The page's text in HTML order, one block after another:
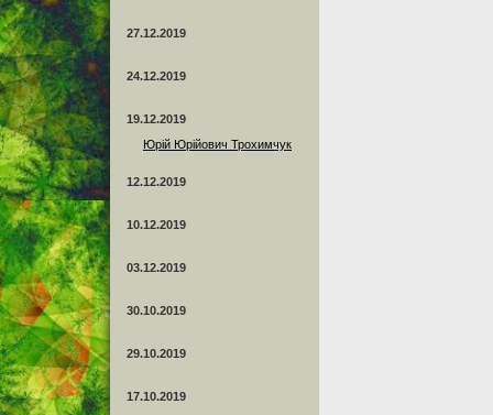
27.12.2019
24.12.2019
19.12.2019
Юрій Юрійович Трохимчук
12.12.2019
10.12.2019
03.12.2019
30.10.2019
29.10.2019
17.10.2019